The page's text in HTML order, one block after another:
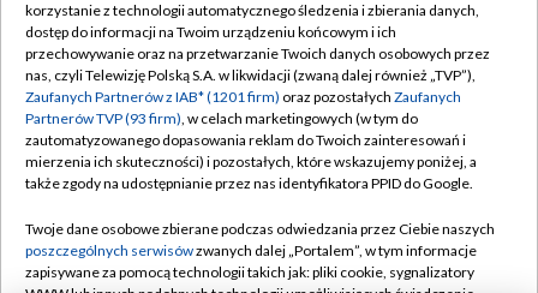
TVP
Abonament TVP
Emisja w TVP
Centrum informacji TVP
Naziemna Telewizja Cyfrowa
Rada Programowa
System NOS
Regulamin TVP
Polityka prywatności
Moje zgody
Pomoc
Kontakt
korzystanie z technologii automatycznego śledzenia i zbierania danych,
dostęp do informacji na Twoim urządzeniu końcowym i ich
przechowywanie oraz na przetwarzanie Twoich danych osobowych przez
nas, czyli Telewizję Polską S.A. w likwidacji (zwaną dalej również „TVP”),
Zaufanych Partnerów z IAB* (1201 firm) oraz pozostałych Zaufanych
Partnerów TVP (93 firm), w celach marketingowych (w tym do
zautomatyzowanego dopasowania reklam do Twoich zainteresowań i
mierzenia ich skuteczności) i pozostałych, które wskazujemy poniżej, a
także zgody na udostępnianie przez nas identyfikatora PPID do Google.
Twoje dane osobowe zbierane podczas odwiedzania przez Ciebie naszych
poszczególnych serwisówzwanych dalej „Portalem”, w tym informacje
zapisywane za pomocą technologii takich jak: pliki cookie, sygnalizatory